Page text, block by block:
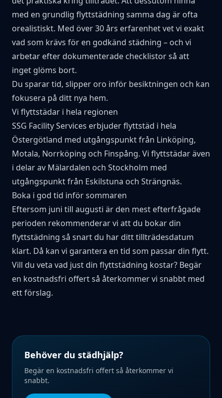
med en grundlig flyttstädning samma dag är ofta
orealistiskt. Med över 30 års erfarenhet vet vi exakt
vad som krävs för en godkänd städning – och vi
arbetar efter dokumenterade checklistor så att
inget glöms bort.
Du sparar tid, slipper oro inför besiktningen och kan
fokusera på ditt nya hem.
Vi flyttstädar i hela regionen
SSG Facility Services erbjuder flyttstäd i hela
Östergötland med utgångspunkt från Linköping,
Motala, Norrköping och Finspång. Vi flyttstädar även
i delar av Mälardalen och Stockholm med
utgångspunkt från Eskilstuna och Strängnäs.
Boka i god tid inför sommaren
Eftersom juni till augusti är den mest efterfrågade
perioden rekommenderar vi att du bokar din
flyttstädning så snart du har ditt tillträdesdatum
klart. Då kan vi garantera en tid som passar din flytt.
Vill du veta vad just din flyttstädning kostar? Begär
en kostnadsfri offertså återkommer vi snabbt med
ett förslag.
Behöver du städhjälp?
Begär en kostnadsfri offert så återkommer vi
snabbt.